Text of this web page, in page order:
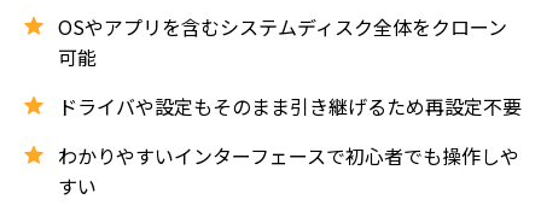
OSやアプリを含むシステムディスク全体をクローン
可能
ドライバや設定もそのまま引き継げるため再設定不要
わかりやすいインターフェースで初心者でも操作しや
すい